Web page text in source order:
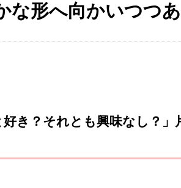
な形へ向かいつつあ
き？それとも興味なし？」